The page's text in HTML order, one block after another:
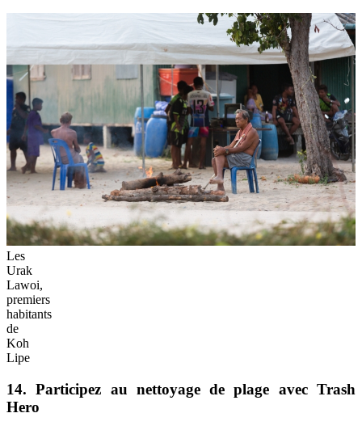
Les
Urak
Lawoi,
premiers
habitants
de
Koh
Lipe
14. Participez au nettoyage de plage avec Trash
Hero